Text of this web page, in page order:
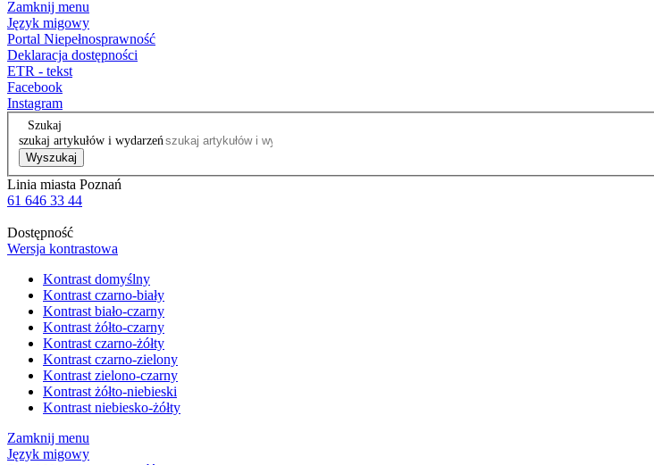
Zamknij menu
Język migowy
Portal Niepełnosprawność
Deklaracja dostępności
ETR - tekst
Facebook
Instagram
Szukaj
szukaj artykułów i wydarzeń
Wyszukaj
Linia miasta Poznań
61 646 33 44
Dostępność
Wersja kontrastowa
Kontrast domyślny
Kontrast czarno-biały
Kontrast biało-czarny
Kontrast żółto-czarny
Kontrast czarno-żółty
Kontrast czarno-zielony
Kontrast zielono-czarny
Kontrast żółto-niebieski
Kontrast niebiesko-żółty
Zamknij menu
Język migowy